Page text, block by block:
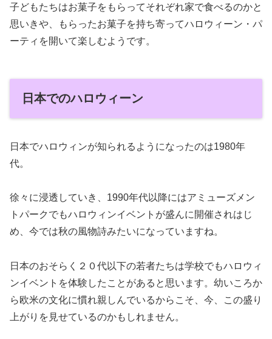
子どもたちはお菓子をもらってそれぞれ家で食べるのかと
思いきや、もらったお菓子を持ち寄ってハロウィーン・パ
ーティを開いて楽しむようです。
日本でのハロウィーン
日本でハロウィンが知られるようになったのは1980年
代。
徐々に浸透していき、1990年代以降にはアミューズメン
トパークでもハロウィンイベントが盛んに開催されはじ
め、今では秋の風物詩みたいになっていますね。
日本のおそらく２０代以下の若者たちは学校でもハロウィ
ンイベントを体験したことがあると思います。幼いころか
ら欧米の文化に慣れ親しんでいるからこそ、今、この盛り
上がりを見せているのかもしれません。